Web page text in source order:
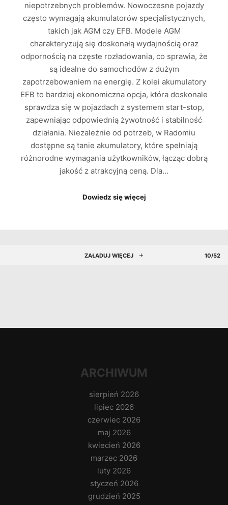
niepotrzebnych problemów. Nowoczesne pojazdy
często wymagają akumulatorów specjalistycznych,
takich jak AGM czy EFB. Modele AGM
charakteryzują się doskonałą wydajnością oraz
odpornością na częste rozładowania, co sprawia, że
są idealne do samochodów z dużym
zapotrzebowaniem na energię. Z kolei akumulatory
EFB to bardziej ekonomiczna opcja, która doskonale
sprawdza się w pojazdach z systemem start-stop,
zapewniając odpowiednią żywotność i stabilność
działania. Niezależnie od potrzeb, w Radomiu
dostępne są tanie akumulatory, które spełniają
różnorodne wymagania użytkowników, łącząc dobrą
jakość z atrakcyjną ceną. Dla…
Dowiedz się więcej
ZAŁADUJ WIĘCEJ 10/52
ARCHIWUM
sierpień 2026
lipiec 2026
czerwiec 2026
maj 2026
kwiecień 2026
marzec 2026
luty 2026
styczeń 2026
grudzień 2025